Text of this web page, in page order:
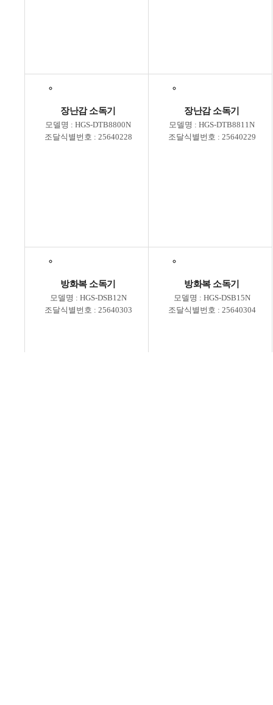
장난감 소독기
모델명 : HGS-DTB8800N
조달식별번호 : 25640228
장난감 소독기
모델명 : HGS-DTB8811N
조달식별번호 : 25640229
방화복 소독기
모델명 : HGS-DSB12N
조달식별번호 : 25640303
방화복 소독기
모델명 : HGS-DSB15N
조달식별번호 : 25640304